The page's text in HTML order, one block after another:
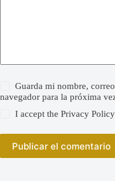
Guarda mi nombre,
navegador para la próxima
I accept thePrivacy Policy
Publicar el comentario